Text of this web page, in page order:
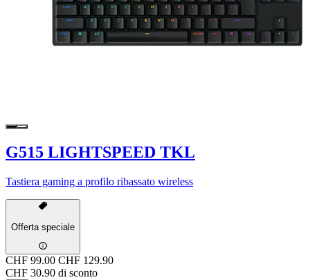
G515 LIGHTSPEED TKL
Tastiera gaming a profilo ribassato wireless
Offerta speciale
CHF 99.00 CHF 129.90
CHF 30.90 di sconto